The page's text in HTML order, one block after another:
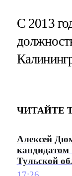
С 2013
ЧИТАЙТЕ
Алексей
кандидатом
Тульской